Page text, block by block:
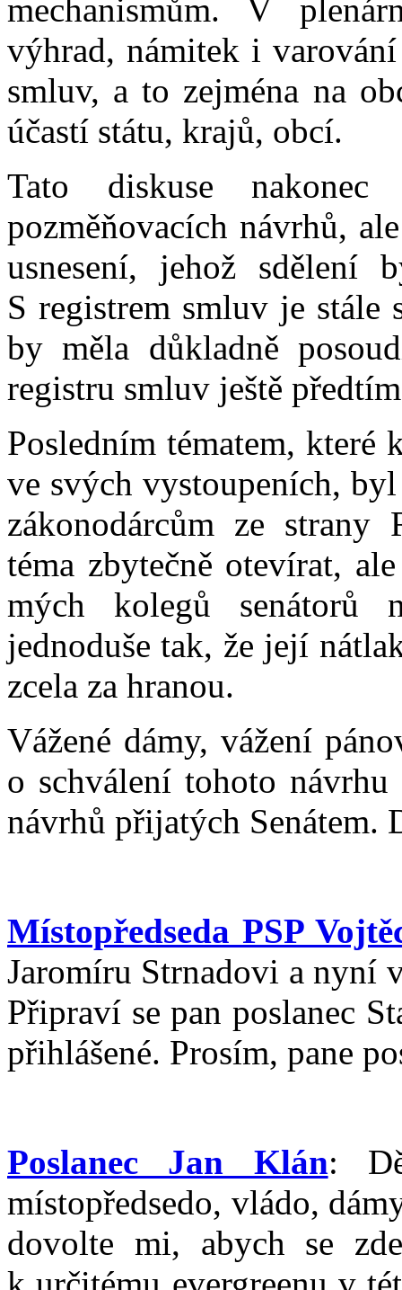
mechanismům. V
výhrad, námitek i
smluv, a to zejména na
účastí státu, krajů, obcí.
Tato diskuse
pozměňovacích návrhů,
usnesení, jehož sdělení
S registrem smluv je stále
by měla důkladně
registru smluv ještě
Posledním tématem, které
ve svých vystoupeních,
zákonodárcům ze strany
téma zbytečně otevírat,
mých kolegů senátorů
jednoduše tak, že její
zcela za hranou.
Vážené dámy, vážení
o schválení tohoto návrhu
návrhů přijatých Senátem.
Místopředseda PSP
Jaromíru Strnadovi a nyní
Připraví se pan poslanec
přihlášené. Prosím, pane
Poslanec Jan Klán:
místopředsedo, vládo,
dovolte mi, abych se